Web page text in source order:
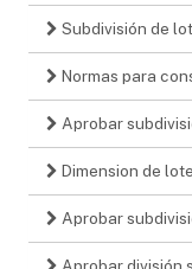
Subdivisión de
Normas para
Aprobar
Dimension de
Aprobar
Aprobar división